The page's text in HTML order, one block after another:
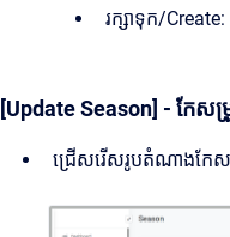
រក្សាទុក/
[Update Season] - កែស
ជ្រើសរើសរូបតំណាងកែ